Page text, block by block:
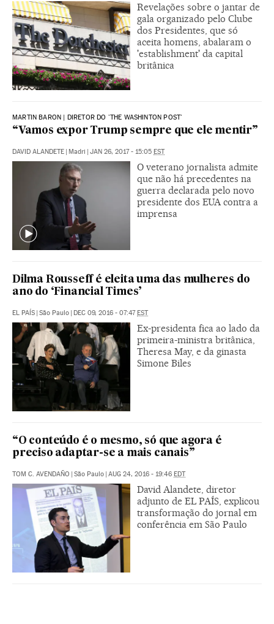
Revelações sobre o jantar de
gala organizado pelo Clube
dos Presidentes, que só
aceita homens, abalaram o
'establishment' da capital
britânica
MARTIN BARON | DIRETOR DO 'THE WASHINTON POST'
“Vamos expor Trump sempre que ele mentir”
DAVID ALANDETE | Madri | JAN 26, 2017 - 15:05 EST
O veterano jornalista admite
que não há precedentes na
guerra declarada pelo novo
presidente dos EUA contra a
imprensa
Dilma Rousseff é eleita uma das mulheres do
ano do ‘Financial Times’
EL PAÍS | São Paulo | DEC 09, 2016 - 07:47EST
Ex-presidenta fica ao lado da
primeira-ministra britânica,
Theresa May, e da ginasta
Simone Biles
“O conteúdo é o mesmo, só que agora é
preciso adaptar-se a mais canais”
TOM C. AVENDAÑO | São Paulo | AUG 24, 2016 - 19:46 EDT
David Alandete, diretor
adjunto de EL PAÍS, explicou
transformação do jornal em
conferência em São Paulo